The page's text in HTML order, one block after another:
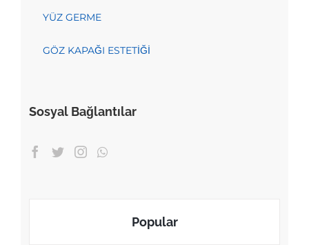
YÜZ GERME
GÖZ KAPAĞI ESTETİĞİ
Sosyal Bağlantılar
Popular